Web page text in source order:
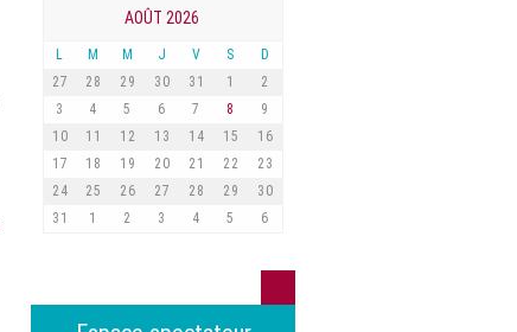
AOÛT 2026
L M M J V S
D
27
28 29 30 31 1
2
3
4 5 6 7 8
9
10
11 12 13 14 15
16
17
18 19 20 21 22
23
24
25 26 27 28 29
30
31
1 2 3 4 5 6